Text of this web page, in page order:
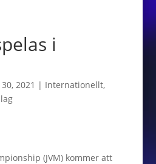
i
2021 | Internationellt,
(JVM) kommer att